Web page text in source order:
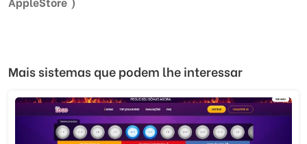
Mais sistemas que podem lhe interessar